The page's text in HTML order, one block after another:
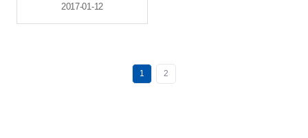
2017-01-12
1 2